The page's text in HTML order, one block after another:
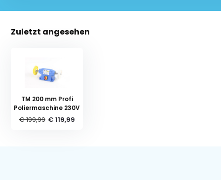
Zuletzt angesehen
TM 200 mm Profi
Poliermaschine 230V
€ 199,99 € 119,99